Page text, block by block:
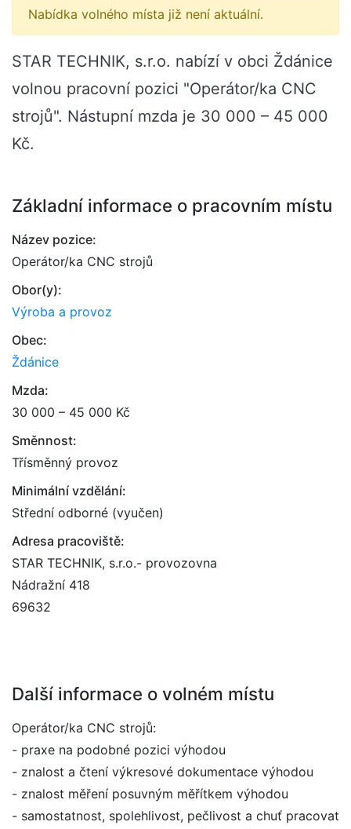
Nabídka volného místa již není aktuální.
STAR TECHNIK, s.r.o. nabízí v obci Ždánice
volnou pracovní pozici "Operátor/ka CNC
strojů". Nástupní mzda je 30 000 – 45 000
Kč.
Základní informace o pracovním místu
Název pozice:
Operátor/ka CNC strojů
Obor(y):
Výroba a provoz
Obec:
Ždánice
Mzda:
30 000 – 45 000 Kč
Směnnost:
Třísměnný provoz
Minimální vzdělání:
Střední odborné (vyučen)
Adresa pracoviště:
STAR TECHNIK, s.r.o.- provozovna
Nádražní 418
69632
Další informace o volném místu
Operátor/ka CNC strojů:
- praxe na podobné pozici výhodou
- znalost a čtení výkresové dokumentace výhodou
- znalost měření posuvným měřítkem výhodou
- samostatnost, spolehlivost, pečlivost a chuť pracovat